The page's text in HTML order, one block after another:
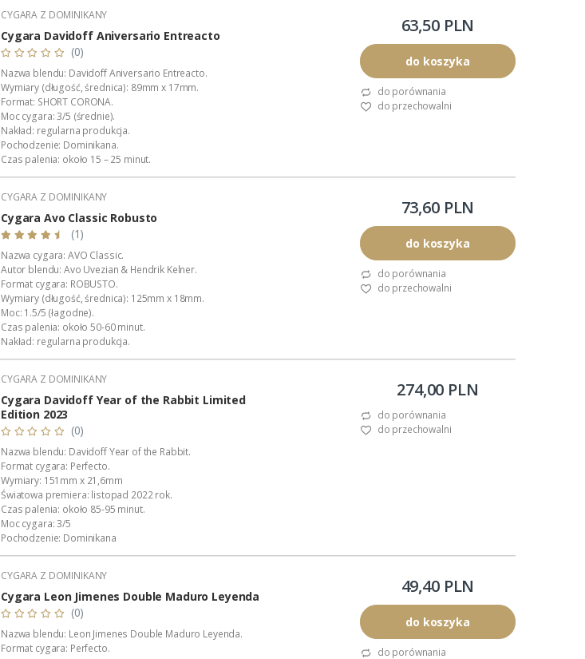
CYGARA Z DOMINIKANY
Cygara Davidoff Aniversario Entreacto
(0)
Nazwa blendu: Davidoff Aniversario Entreacto.
Wymiary (długość, średnica): 89mm x 17mm.
Format: SHORT CORONA.
Moc cygara: 3/5 (średnie).
Nakład: regularna produkcja.
Pochodzenie: Dominikana.
Czas palenia: około 15 – 25 minut.
Wykonanie: całkowicie ręczne.
Opakowanie zbiorcze: pudełko firmowe (4 sztuki).
Podana wartość to: cena za jedno cygaro w foliowej koszulce.
63,50 PLN
do koszyka
do porównania
do przechowalni
CYGARA Z DOMINIKANY
Cygara Avo Classic Robusto
(1)
Nazwa cygara: AVO Classic.
Autor blendu: Avo Uvezian & Hendrik Kelner.
Format cygara: ROBUSTO.
Wymiary (długość, średnica): 125mm x 18mm.
Moc: 1.5/5 (łagodne).
Czas palenia: około 50-60 minut.
Nakład: regularna produkcja.
Wykonanie: całkowicie ręczne.
Pochodzenie: Dominikana.
Wyłączna dystrybucja w Polsce: Akan Tobacco.
Opakowanie...
73,60 PLN
do koszyka
do porównania
do przechowalni
CYGARA Z DOMINIKANY
Cygara Davidoff Year of the Rabbit Limited
Edition 2023
(0)
Nazwa blendu: Davidoff Year of the Rabbit.
Format cygara: Perfecto.
Wymiary: 151mm x 21,6mm
Światowa premiera: listopad 2022 rok.
Czas palenia: około 85-95 minut.
Moc cygara: 3/5
Pochodzenie: Dominikana
Nakład: Edycja limitowana.
274,00 PLN
do porównania
do przechowalni
CYGARA Z DOMINIKANY
Cygara Leon Jimenes Double Maduro Leyenda
(0)
Nazwa blendu: Leon Jimenes Double Maduro Leyenda.
Format cygara: Perfecto.
49,40 PLN
do koszyka
do porównania